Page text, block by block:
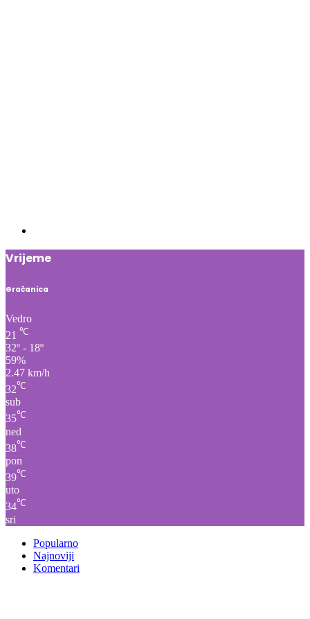
Vrijeme
Gračanica
Vedro
21 ℃
32º - 18º
59%
2.47 km/h
32℃
sub
35℃
ned
38℃
pon
39℃
uto
34℃
sri
Popularno
Najnoviji
Komentari